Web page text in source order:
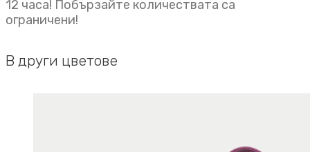
12 часа! Побързайте количествата са
ограничени!
В други цветове